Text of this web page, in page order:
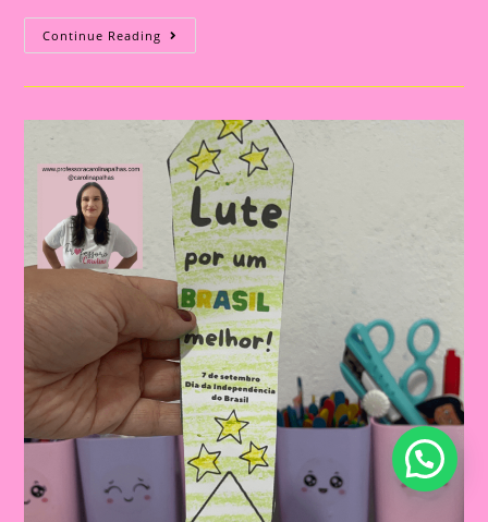
Continue Reading INDEPENDÊNCIA
É
MÚSICA
GESTOS
PARA
CELEBRAR
O
BRASIL